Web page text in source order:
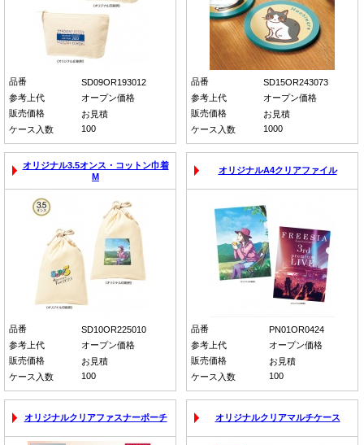
品番
SD09OR193012
参考上代
オープン価格
販売価格
お見積
ケース入数
100
品番
SD15OR243073
参考上代
オープン価格
販売価格
お見積
ケース入数
1000
オリジナル3.5オンス・コットン巾着
M
品番
SD10OR225010
参考上代
オープン価格
販売価格
お見積
ケース入数
100
オリジナルA4クリアファイル
品番
PN01OR0424
参考上代
オープン価格
販売価格
お見積
ケース入数
100
オリジナルクリアファスナーポーチ オリジナルクリアマルチケース